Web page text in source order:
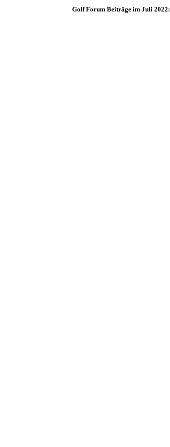
Golf Forum Beiträge im Juli 2022: